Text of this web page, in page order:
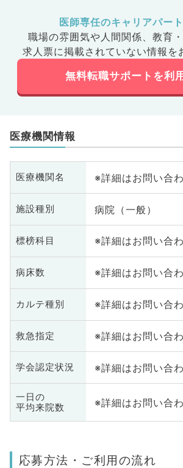
医師専任のキャリアパー
職場の雰囲気や人間関係、 教育
求人票に掲載されていない情報を
無料転職サポートを利
医療機関情報
医療機関名 ※詳細はお問い合
施設種別 病院（一般）
標榜科目 ※詳細はお問い合
病床数 ※詳細はお問い合
カルテ種別 ※詳細はお問い合
救急指定 ※詳細はお問い合
学会認定状況 ※詳細はお問い合
一日の
平均来院数
※詳細はお問い合
応募方法・ご利用の流れ